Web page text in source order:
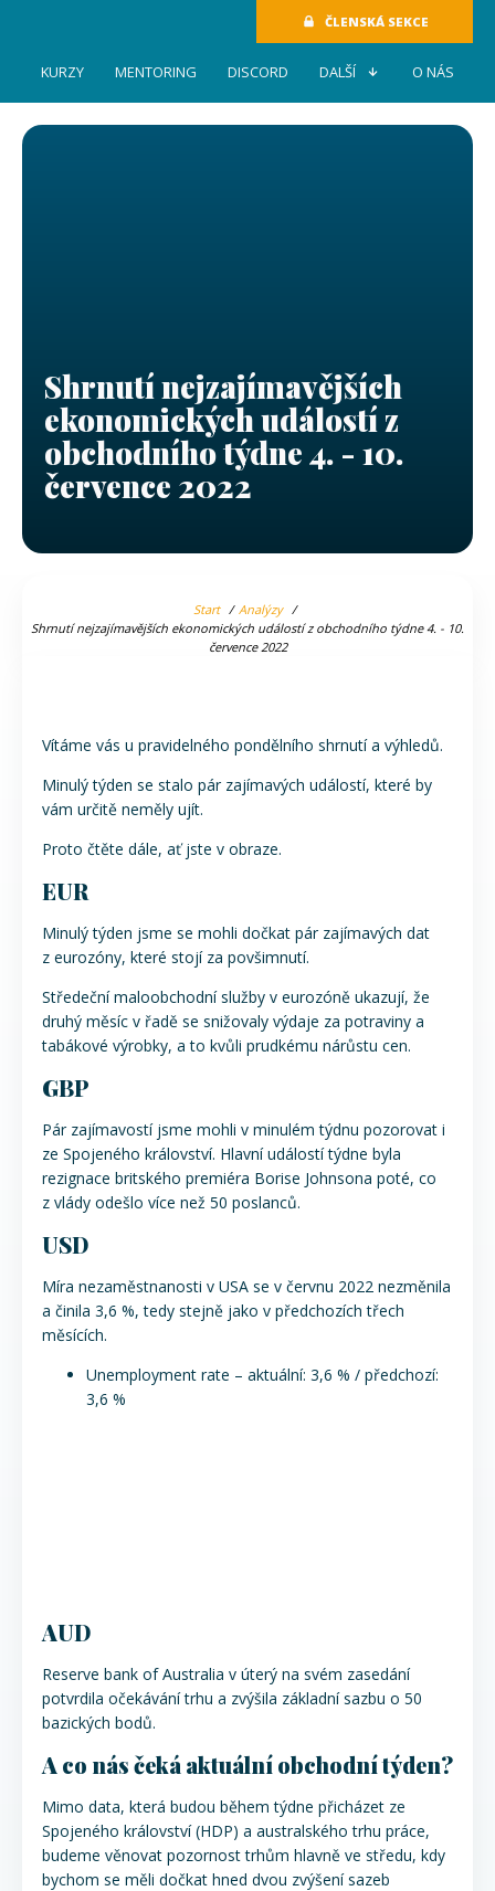
ČLENSKÁ SEKCE
KURZY MENTORING DISCORD DALŠÍ O NÁS
Shrnutí nejzajímavějších
ekonomických událostí z
obchodního týdne 4. - 10.
července 2022
Start
Analýzy
Shrnutí nejzajímavějších ekonomických událostí z obchodního týdne 4. - 10.
července 2022
Vítáme vás u pravidelného pondělního shrnutí a výhledů.
Minulý týden se stalo pár zajímavých událostí, které by
vám určitě neměly ujít.
Proto čtěte dále, ať jste v obraze.
EUR
Minulý týden jsme se mohli dočkat pár zajímavých dat
z eurozóny, které stojí za povšimnutí.
Středeční maloobchodní služby v eurozóně ukazují, že
druhý měsíc v řadě se snižovaly výdaje za potraviny a
tabákové výrobky, a to kvůli prudkému nárůstu cen.
GBP
Pár zajímavostí jsme mohli v minulém týdnu pozorovat i
ze Spojeného království. Hlavní událostí týdne byla
rezignace britského premiéra Borise Johnsona poté, co
z vlády odešlo více než 50 poslanců.
USD
Míra nezaměstnanosti v USA se v červnu 2022 nezměnila
a činila 3,6 %, tedy stejně jako v předchozích třech
měsících.
Unemployment rate – aktuální: 3,6 % / předchozí:
3,6 %
AUD
Reserve bank of Australia v úterý na svém zasedání
potvrdila očekávání trhu a zvýšila základní sazbu o 50
bazických bodů.
A co nás čeká aktuální obchodní týden?
Mimo data, která budou během týdne přicházet ze
Spojeného království (HDP) a australského trhu práce,
budeme věnovat pozornost trhům hlavně ve středu, kdy
bychom se měli dočkat hned dvou zvýšení sazeb